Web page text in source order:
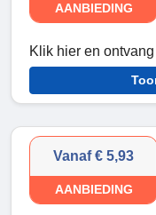
AANBIEDING
Klik hier en
Vanaf € 5,93
AANBIEDING